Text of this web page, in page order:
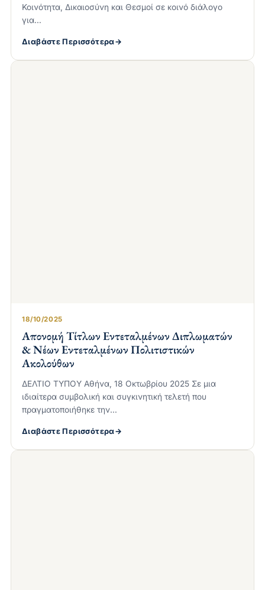
Κοινότητα, Δικαιοσύνη και Θεσμοί σε κοινό διάλογο
για…
Διαβάστε Περισσότερα
18/10/2025
Απονομή Τίτλων Εντεταλμένων Διπλωματών
& Νέων Εντεταλμένων Πολιτιστικών
Ακολούθων
ΔΕΛΤΙΟ ΤΥΠΟΥ Αθήνα, 18 Οκτωβρίου 2025 Σε μια
ιδιαίτερα συμβολική και συγκινητική τελετή που
πραγματοποιήθηκε την…
Διαβάστε Περισσότερα